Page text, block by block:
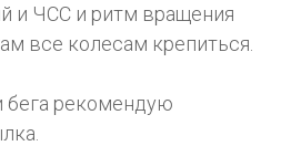
и ЧСС и ритм вращения
все колесам крепиться.
бега рекомендую